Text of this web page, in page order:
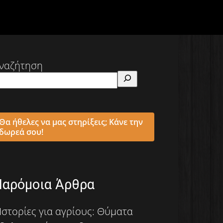
ήθελες να μας στηρίξεις; Κάνε την
σου!
Άρθρα
για αγρίους: Θύματα